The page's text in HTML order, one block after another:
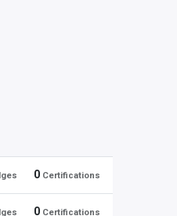
0 Certifications
0 Certifications